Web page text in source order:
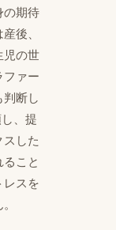
の期待
後、
児の世
ファー
断し
、提
スした
こと
レスを